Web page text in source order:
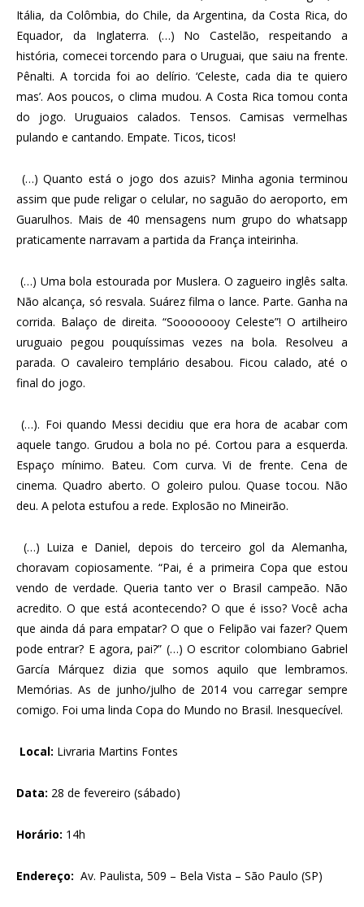
Itália, da Colômbia, do Chile, da Argentina, da Costa Rica, do
Equador, da Inglaterra. (…) No Castelão, respeitando a
história, comecei torcendo para o Uruguai, que saiu na frente.
Pênalti. A torcida foi ao delírio. ‘Celeste, cada dia te quiero
mas’. Aos poucos, o clima mudou. A Costa Rica tomou conta
do jogo. Uruguaios calados. Tensos. Camisas vermelhas
pulando e cantando. Empate. Ticos, ticos!
(…) Quanto está o jogo dos azuis? Minha agonia terminou
assim que pude religar o celular, no saguão do aeroporto, em
Guarulhos. Mais de 40 mensagens num grupo do whatsapp
praticamente narravam a partida da França inteirinha.
(…) Uma bola estourada por Muslera. O zagueiro inglês salta.
Não alcança, só resvala. Suárez filma o lance. Parte. Ganha na
corrida. Balaço de direita. “Soooooooy Celeste”! O artilheiro
uruguaio pegou pouquíssimas vezes na bola. Resolveu a
parada. O cavaleiro templário desabou. Ficou calado, até o
final do jogo.
(…). Foi quando Messi decidiu que era hora de acabar com
aquele tango. Grudou a bola no pé. Cortou para a esquerda.
Espaço mínimo. Bateu. Com curva. Vi de frente. Cena de
cinema. Quadro aberto. O goleiro pulou. Quase tocou. Não
deu. A pelota estufou a rede. Explosão no Mineirão.
(…) Luiza e Daniel, depois do terceiro gol da Alemanha,
choravam copiosamente. “Pai, é a primeira Copa que estou
vendo de verdade. Queria tanto ver o Brasil campeão. Não
acredito. O que está acontecendo? O que é isso? Você acha
que ainda dá para empatar? O que o Felipão vai fazer? Quem
pode entrar? E agora, pai?” (…) O escritor colombiano Gabriel
García Márquez dizia que somos aquilo que lembramos.
Memórias. As de junho/julho de 2014 vou carregar sempre
comigo. Foi uma linda Copa do Mundo no Brasil. Inesquecível.
Local: Livraria Martins Fontes
Data: 28 de fevereiro (sábado)
Horário: 14h
Endereço: Av. Paulista, 509 – Bela Vista – São Paulo (SP)